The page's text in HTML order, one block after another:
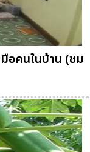
อคนในบ้าน (ชม